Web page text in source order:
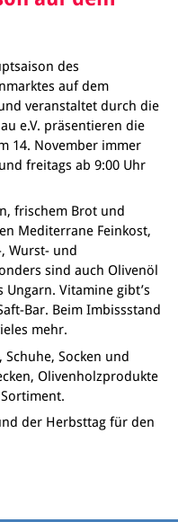
des
auf dem
veranstaltet durch die
e.V. präsentieren die
14. November immer
freitags ab 9:00 Uhr
frischem Brot und
Mediterrane Feinkost,
Wurst- und
sind auch Olivenöl
Vitamine gibt’s
Bar. Beim Imbissstand
mehr.
Socken und
Olivenholzprodukte
der Herbsttag für den